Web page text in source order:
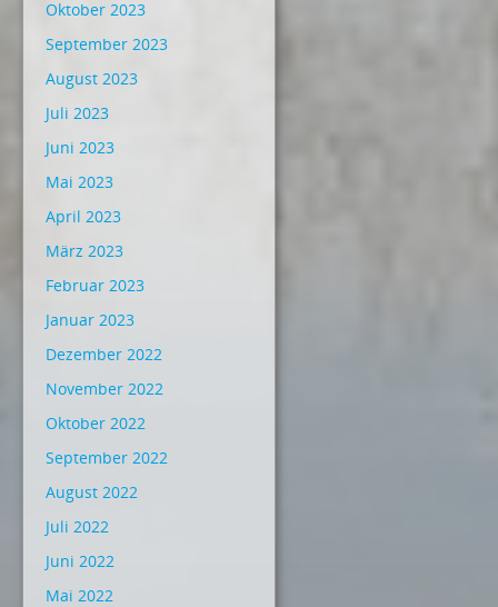
Oktober 2023
September 2023
August 2023
Juli 2023
Juni 2023
Mai 2023
April 2023
März 2023
Februar 2023
Januar 2023
Dezember 2022
November 2022
Oktober 2022
September 2022
August 2022
Juli 2022
Juni 2022
Mai 2022